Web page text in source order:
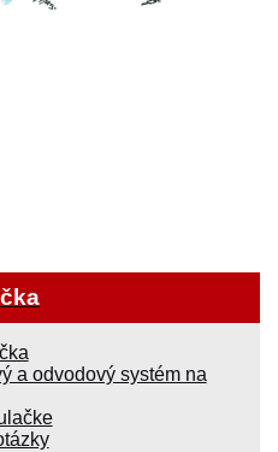
a odvodový systém na